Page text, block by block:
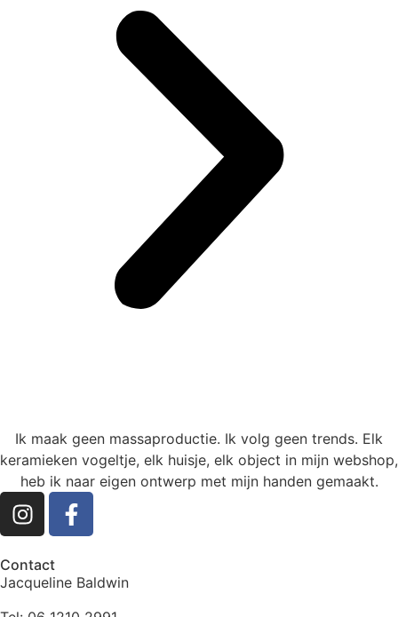
Ik maak geen massaproductie. Ik volg geen trends. Elk
keramieken vogeltje, elk huisje, elk object in mijn webshop,
heb ik naar eigen ontwerp met mijn handen gemaakt.
Contact
Jacqueline Baldwin